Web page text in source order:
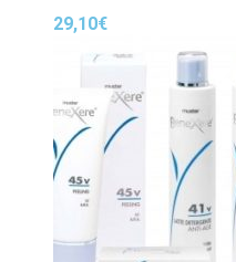
29,10€